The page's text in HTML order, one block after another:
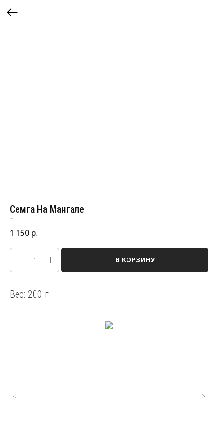
Семга На Мангале
1 150 р.
В КОРЗИНУ
Вес: 200 г